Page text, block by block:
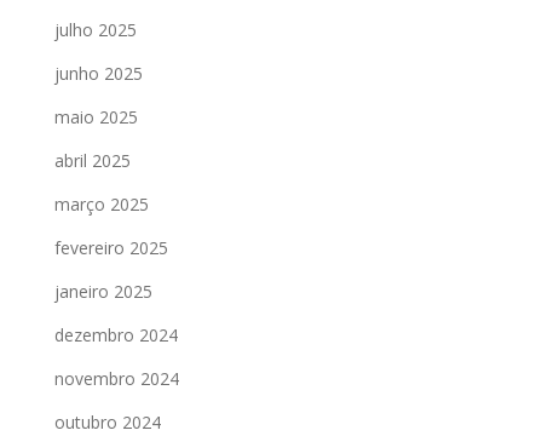
julho 2025
junho 2025
maio 2025
abril 2025
março 2025
fevereiro 2025
janeiro 2025
dezembro 2024
novembro 2024
outubro 2024